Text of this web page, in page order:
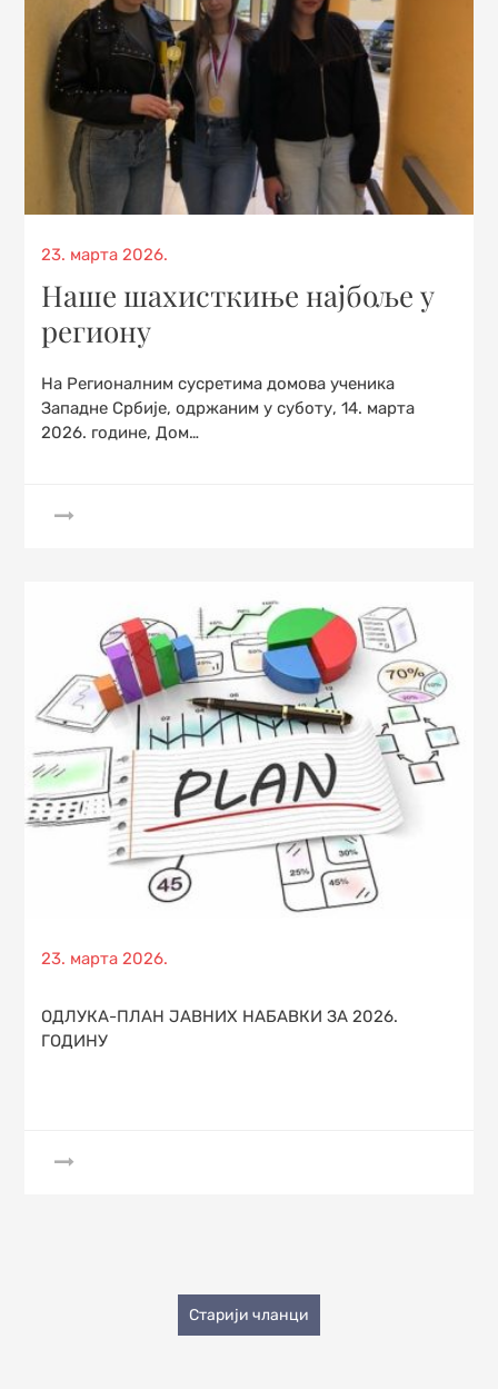
Posted
23. марта 2026.
Наше шахисткиње најбоље у
региону
На Регионалним сусретима домова ученика
Западне Србије, одржаним у суботу, 14. марта
2026. године, Дом…
Posted
23. марта 2026.
ОДЛУКА-ПЛАН ЈАВНИХ НАБАВКИ ЗА 2026.
ГОДИНУ
Старији чланци